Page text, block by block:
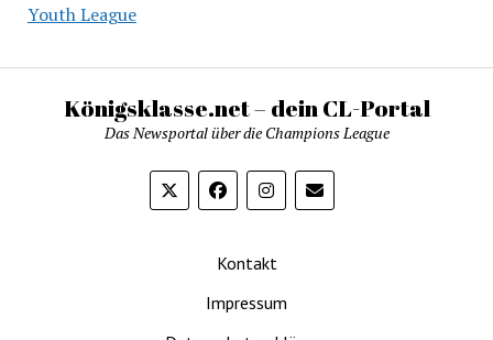
Youth League
Königsklasse.net – dein CL-Portal
Das Newsportal über die Champions League
Kontakt
Impressum